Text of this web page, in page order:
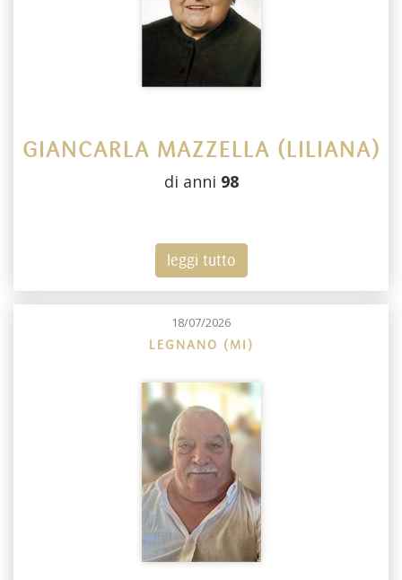
GIANCARLA MAZZELLA (LILIANA)
di anni 98
leggi tutto
18/07/2026
LEGNANO (MI)